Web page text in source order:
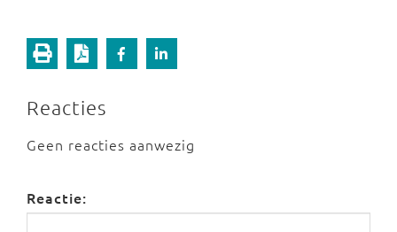
Reacties
Geen reacties aanwezig
Reactie: